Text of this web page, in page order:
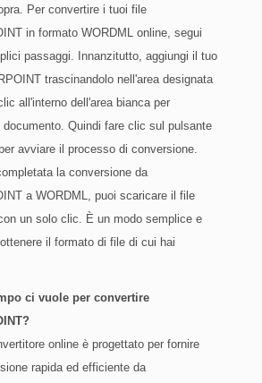
Per convertire i tuoi file
in formato WORDML online, segui
passaggi. Innanzitutto, aggiungi il tuo
trascinandolo nell'area designata
all'interno dell'area bianca per
documento. Quindi fare clic sul pulsante
avviare il processo di conversione.
la conversione da
a WORDML, puoi scaricare il file
un solo clic. È un modo semplice e
il formato di file di cui hai
ci vuole per convertire
online è progettato per fornire
rapida ed efficiente da